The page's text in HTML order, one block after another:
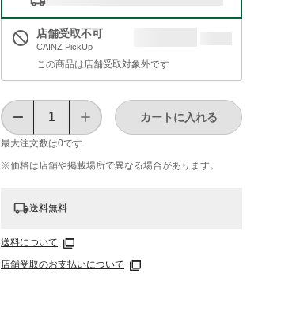
店舗受取不可
CAINZ PickUp
この商品は店舗受取対象外です
最大注文数は0です
カートに入れる
※価格は​店舗や​掲載場所で​異なる​場合が​あります。
送料無料
送料について
店舗受取のお支払いについて